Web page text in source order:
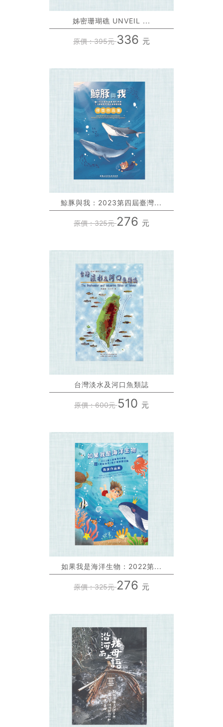
姊密珊瑚礁 UNVEIL ...
原價：395元336 元
鯨豚與我：2023第四屆臺灣...
原價：325元276 元
台灣淡水及河口魚類誌
原價：600元510 元
如果我是海洋生物：2022第...
原價：325元276 元